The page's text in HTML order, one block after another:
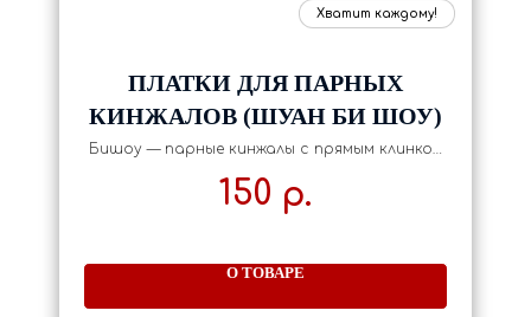
ПЛАТКИ ДЛЯ ПАРНЫХ
КИНЖАЛОВ (ШУАН БИ ШОУ)
Бишоу — парные кинжалы с прямым клинком
привязан платок. Необходимый аксессуар
для выступлений и соревнований по ушу
150 р.
О ТОВАРЕ